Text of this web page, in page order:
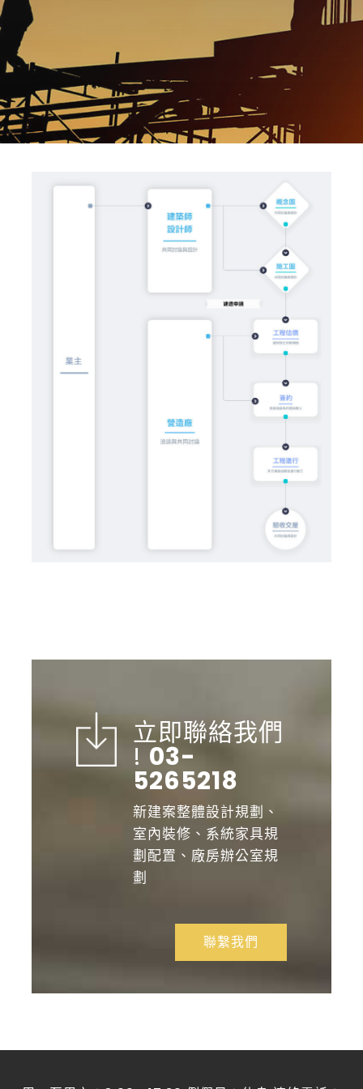
立即聯絡我們
! 03-
5265218
新建案整體設計規劃、
室內裝修、系統家具規
劃配置、廠房辦公室規
劃
聯繫我們